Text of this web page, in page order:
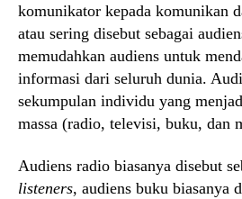
komunikator kepada komunikan
atau sering disebut sebagai
memudahkan audiens untuk
informasi dari seluruh dunia.
sekumpulan individu yang
massa (radio, televisi, buku, dan
Audiens radio biasanya disebut
listeners, audiens buku biasanya